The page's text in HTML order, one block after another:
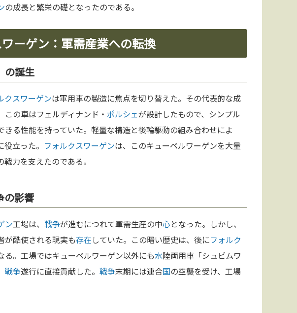
の成長と繁栄の礎となったのである。
ーゲン：軍需産業への転換
の誕生
クスワーゲンは軍用車の製造に焦点を切り替えた。その代表的な成
の車はフェルディナンド・ ポルシェが設計したもので、シンプル
る性能を持っていた。軽量な構造と後輪駆動の組み合わせによ
立った。 フォルクスワーゲンは、このキューベルワーゲンを大量
戦力を支えたのである。
の影響
ン工場は、 戦争が進むにつれて軍需生産の中心となった。しかし、
が酷使される現実も存在していた。この暗い歴史は、後にフォルク
る。工場ではキューベルワーゲン以外にも水陸両用車「シュビムワ
戦争遂行に直接貢献した。 戦争末期には連合国の空襲を受け、工場